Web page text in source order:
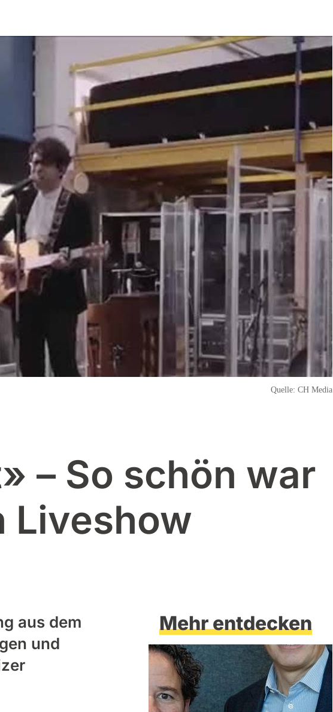
Quelle: CH Media
– So schön war
Liveshow
aus dem
und
Mehr entdecken